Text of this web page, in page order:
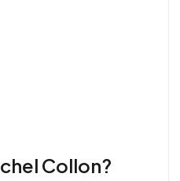
Collon?